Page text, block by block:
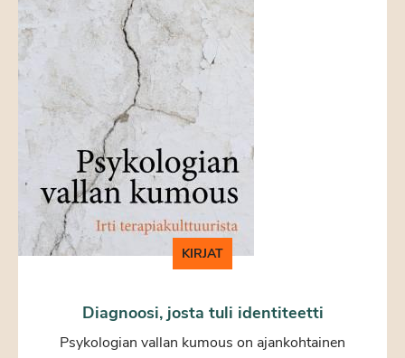
KIRJAT
Diagnoosi, josta tuli identiteetti
Psykologian vallan kumous on ajankohtainen